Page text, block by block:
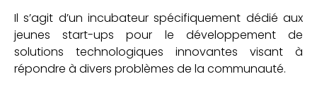
Il s’agit d’un incubateur spécifiquement dédié aux
jeunes start-ups pour le développement de
solutions technologiques innovantes visant à
répondre à divers problèmes de la communauté.